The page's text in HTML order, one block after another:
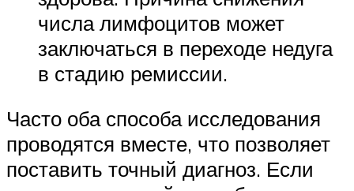
числа лимфоцитов может
заключаться в переходе недуга
в стадию ремиссии.
Часто оба способа исследования
проводятся вместе, что позволяет
поставить точный диагноз. Если